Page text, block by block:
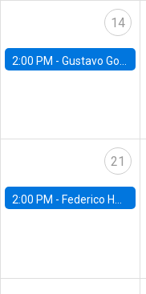
14
2:00 PM - Gustavo González - Banco Central de Chile
21
2:00 PM - Federico Huneeus - Banco Central de Chile